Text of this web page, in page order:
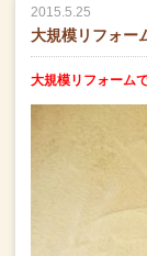
2015.5.25
大規模リフォー
大規模リフォーム